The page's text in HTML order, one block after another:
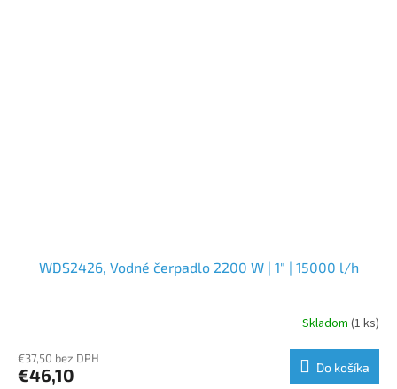
WDS2426, Vodné čerpadlo 2200 W | 1" | 15000 l/h
Skladom (1 ks)
€37,50 bez DPH
€46,10 Do košíka